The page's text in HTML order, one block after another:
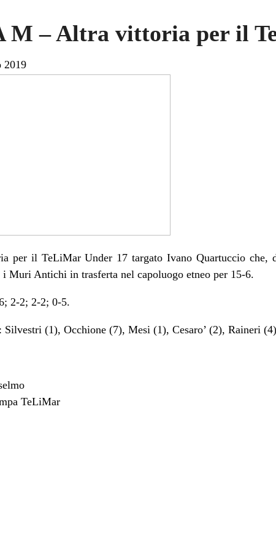
M – Altra vittoria per il
2019
per il TeLiMar Under 17 targato Ivano Quartuccio che,
i Muri Antichi in trasferta nel capoluogo etneo per 15-6.
2-2; 2-2; 0-5.
Silvestri (1), Occhione (7), Mesi (1), Cesaro’ (2), Raineri
TeLiMar